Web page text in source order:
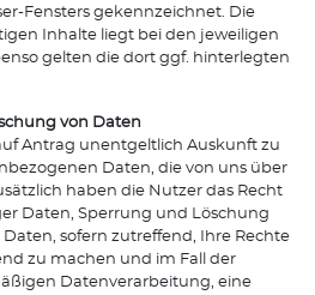
Fensters gekennzeichnet. Die
Inhalte liegt bei den jeweiligen
gelten die dort ggf. hinterlegten
von Daten
Antrag unentgeltlich Auskunft zu
Daten, die von uns über
haben die Nutzer das Recht
Daten, Sperrung und Löschung
sofern zutreffend, Ihre Rechte
zu machen und im Fall der
Datenverarbeitung, eine